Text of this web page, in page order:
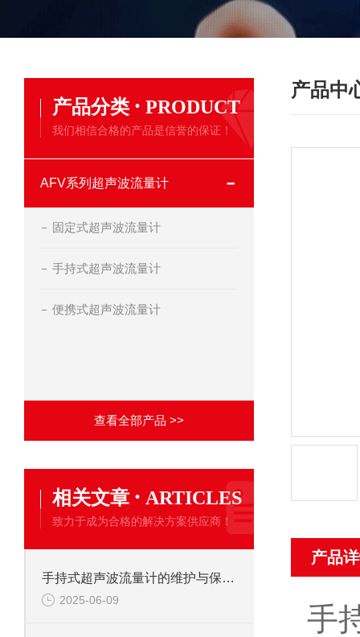
产品分类 · PRODUCT
我们相信合格的产品是信誉的保证！
AFV系列超声波流量计
固定式超声波流量计
手持式超声波流量计
便携式超声波流量计
查看全部产品 >>
相关文章 · ARTICLES
致力于成为合格的解决方案供应商！
手持式超声波流量计的维护与保养方法
2025-06-09
产品中
产品
手